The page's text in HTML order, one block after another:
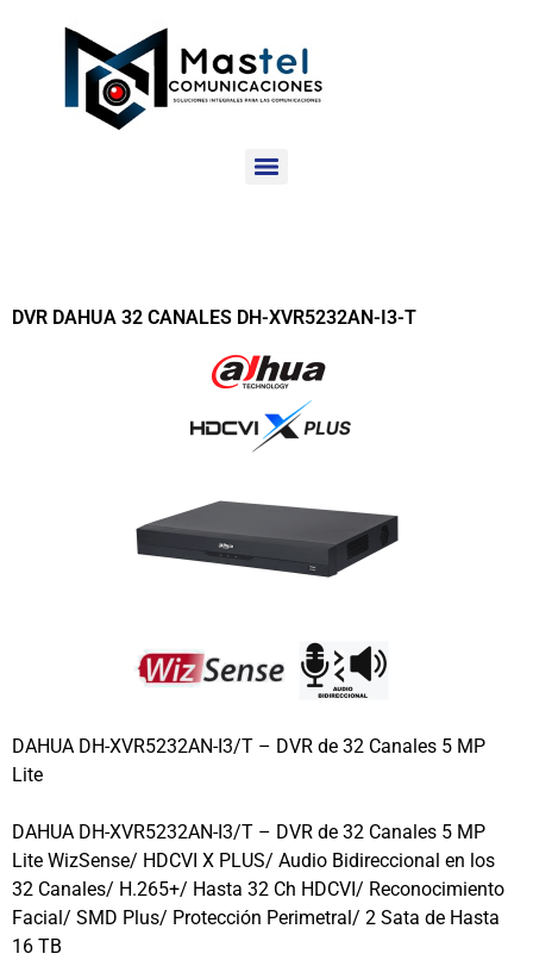
DVR DAHUA 32 CANALES DH-XVR5232AN-I3-T
DAHUA DH-XVR5232AN-I3/T – DVR de 32 Canales 5 MP
Lite
DAHUA DH-XVR5232AN-I3/T – DVR de 32 Canales 5 MP
Lite WizSense/ HDCVI X PLUS/ Audio Bidireccional en los
32 Canales/ H.265+/ Hasta 32 Ch HDCVI/ Reconocimiento
Facial/ SMD Plus/ Protección Perimetral/ 2 Sata de Hasta
16 TB